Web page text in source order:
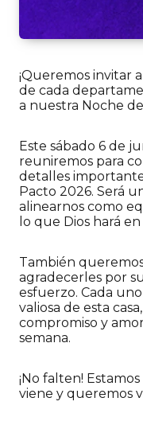
¡Queremos invitar
de cada
a nuestra Noche
Este sábado 6 de
reuniremos para
detalles
Pacto 2026. Será
alinearnos como
lo que Dios hará
También
agradecerles por
esfuerzo. Cada
valiosa de esta
compromiso y
semana.
¡No falten!
viene y queremos